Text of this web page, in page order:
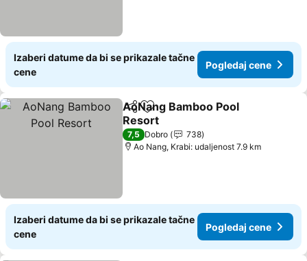
Izaberi datume da bi se prikazale tačne
cene
Pogledaj cene
Deli Dodati u favorite
AoNang Bamboo Pool
Resort
7,5 Dobro
738
Ao Nang, Krabi: udaljenost 7.9 km
Izaberi datume da bi se prikazale tačne
cene
Pogledaj cene